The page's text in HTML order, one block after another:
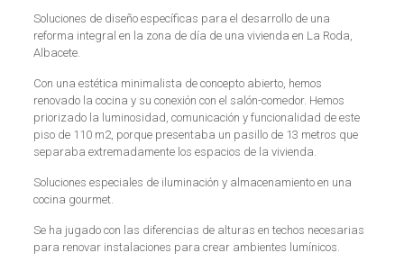
Soluciones de diseño específicas para el desarrollo de una
reforma integral en la zona de día de una vivienda en La Roda,
Albacete.
Con una estética minimalista de concepto abierto, hemos
renovado la cocina y su conexión con el salón-comedor. Hemos
priorizado la luminosidad, comunicación y funcionalidad de este
piso de 110 m2, porque presentaba un pasillo de 13 metros que
separaba extremadamente los espacios de la vivienda.
Soluciones especiales de iluminación y almacenamiento en una
cocina gourmet.
Se ha jugado con las diferencias de alturas en techos necesarias
para renovar instalaciones para crear ambientes lumínicos.